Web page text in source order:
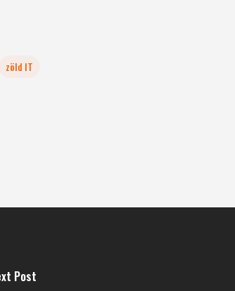
zöld IT
Post